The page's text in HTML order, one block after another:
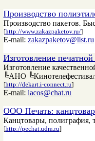
Производство
Производство пакетов.
[http://www.zakazpaketov.ru/]
E-mail: zakazpaketov@list.ru
Изготовление
Изготовление
╚АНО
[http://dekart.i-connect.ru]
E-mail: lacos@chat.ru
ООО Печать:
Канцтовары, полиграфия,
[http://pechat.udm.ru]